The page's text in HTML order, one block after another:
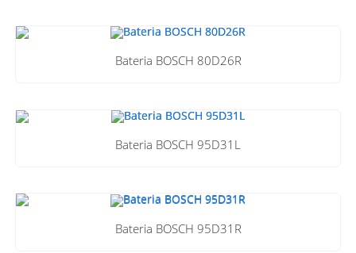
Bateria BOSCH 80D26R
Bateria BOSCH 95D31L
Bateria BOSCH 95D31R